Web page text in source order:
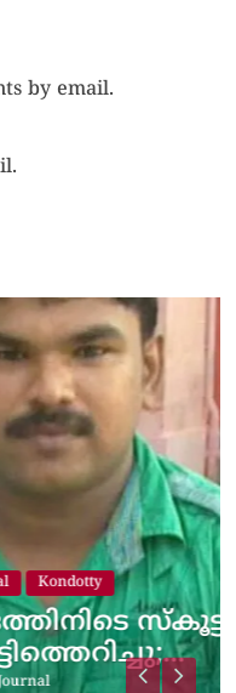
by email.
സ്കൂട്ടറിലെ